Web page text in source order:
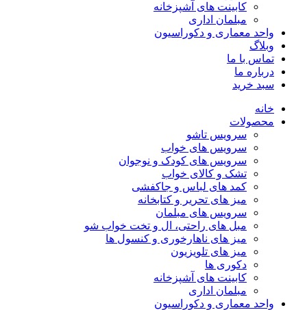
کابینت های آشپزخانه
مبلمان اداری
واحد معماری و دکوراسیون
وبلاگ
تماس با ما
درباره ما
سبد خرید
خانه
محصولات
سرویس تاشو
سرویس های خواب
سرویس های کودک و نوجوان
تشک و کالای خواب
کمد های لباس و جاکفشی
میز های تحریر و کتابخانه
سرویس های مبلمان
مبل های راحتی، ال و تخت خواب شو
میز های ناهارخوری و کنسول ها
میز های تلویزیون
دکوری ها
کابینت های آشپزخانه
مبلمان اداری
واحد معماری و دکوراسیون